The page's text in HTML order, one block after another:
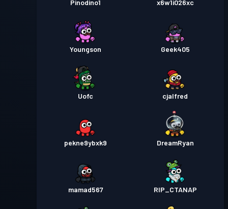
Pinodino1 x6w1i026xc
Youngson Geek405
Uofc cjalfred
pekne9ybxk9 DreamRyan
mamad567 RIP_CTANAP